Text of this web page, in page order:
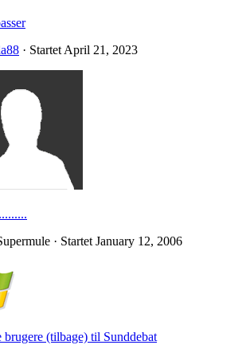
· Startet April 21, 2023
· Startet January 12, 2006
(tilbage) til Sunddebat